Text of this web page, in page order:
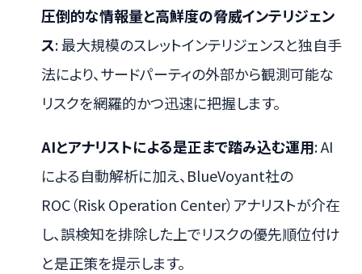
圧倒的な情報量と高鮮度の脅威インテリジェン
ス: 最大規模のスレットインテリジェンスと独自手
法により、サードパーティの外部から観測可能な
リスクを網羅的かつ迅速に把握します。
AIとアナリストによる是正まで踏み込む運用: AI
による自動解析に加え、BlueVoyant社の
ROC（Risk Operation Center）アナリストが介在
し、誤検知を排除した上でリスクの優先順位付け
と是正策を提示します。